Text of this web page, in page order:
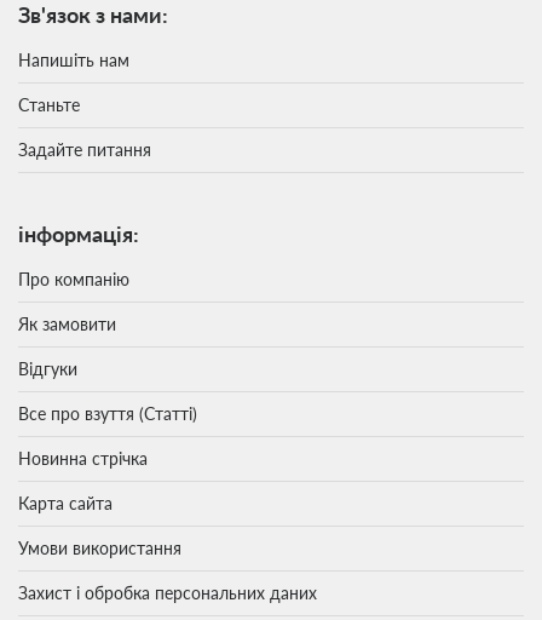
Зв'язок з нами:
Напишіть нам
Станьте
Задайте питання
інформація:
Про компанію
Як замовити
Відгуки
Все про взуття (Статті)
Новинна стрічка
Карта сайта
Умови використання
Захист і обробка персональних даних